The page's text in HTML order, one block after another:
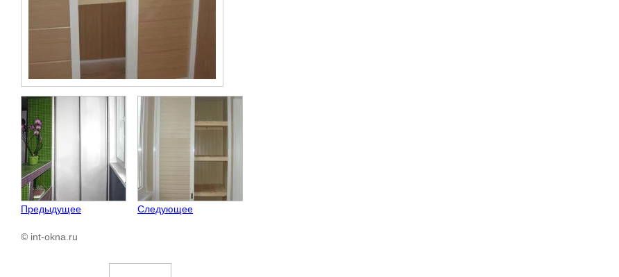
Предыдущее Следующее
© int-okna.ru